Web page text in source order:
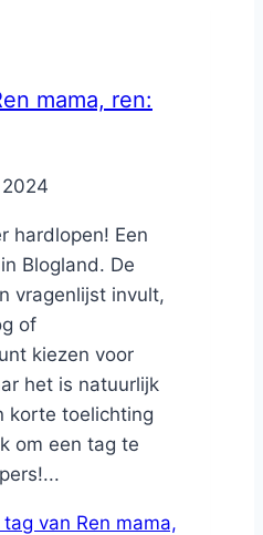
mama, ren:
hardlopen! Een
Blogland. De
vragenlijst invult,
of
kiezen voor
het is natuurlijk
korte toelichting
om een tag te
van Ren mama,